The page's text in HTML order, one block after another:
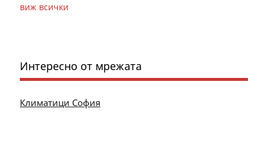
виж всички
Интересно от мрежата
Климатици София